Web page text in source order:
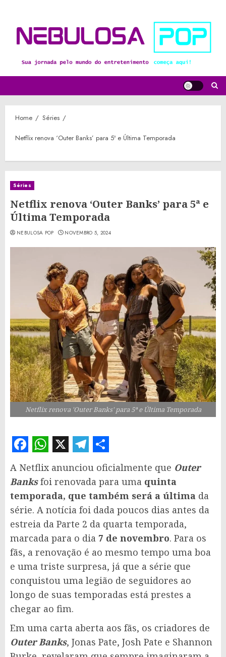
content
Home Séries
Netflix renova ‘Outer Banks’ para 5ª e Última Temporada
Séries
Netflix renova ‘Outer Banks’ para 5ª e
Última Temporada
NEBULOSA POP NOVEMBRO 5, 2024
Netflix renova 'Outer Banks' para 5ª e Última Temporada
Facebook
WhatsApp
X Telegram
Share
A Netflix anunciou oficialmente que Outer
Banksfoi renovada para uma quinta
temporada, que também será a última da
série. A notícia foi dada poucos dias antes da
estreia da Parte 2 da quarta temporada,
marcada para o dia 7 de novembro. Para os
fãs, a renovação é ao mesmo tempo uma boa
e uma triste surpresa, já que a série que
conquistou uma legião de seguidores ao
longo de suas temporadas está prestes a
chegar ao fim.
Em uma carta aberta aos fãs, os criadores de
Outer Banks, Jonas Pate, Josh Pate e Shannon